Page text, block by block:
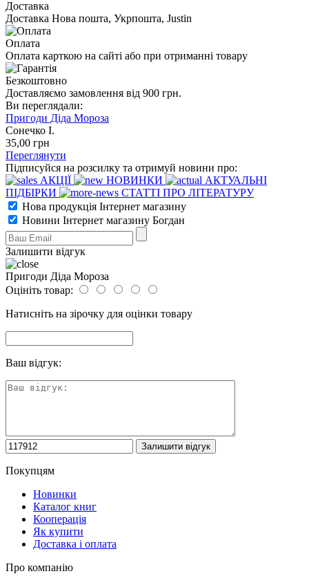
Доставка
Доставка Нова пошта, Укрпошта, Justin
Оплата
Оплата карткою на сайті або при отриманні товару
Безкоштовно
Доставляємо замовлення від 900 грн.
Ви переглядали:
Пригоди Діда Мороза
Сонечко І.
35,00 грн
Переглянути
Підписуйся на розсилку та отримуй новини про:
АКЦІЇ
НОВИНКИ
АКТУАЛЬНІ
ПІДБІРКИ
СТАТТІ ПРО ЛІТЕРАТУРУ
Нова продукція Інтернет магазину
Новини Інтернет магазину Богдан
Залишити відгук
Пригоди Діда Мороза
Оцініть товар:
Натисніть на зірочку для оцінки товару
Ваш відгук:
Покупцям
Новинки
Каталог книг
Кооперація
Як купити
Доставка і оплата
Про компанію